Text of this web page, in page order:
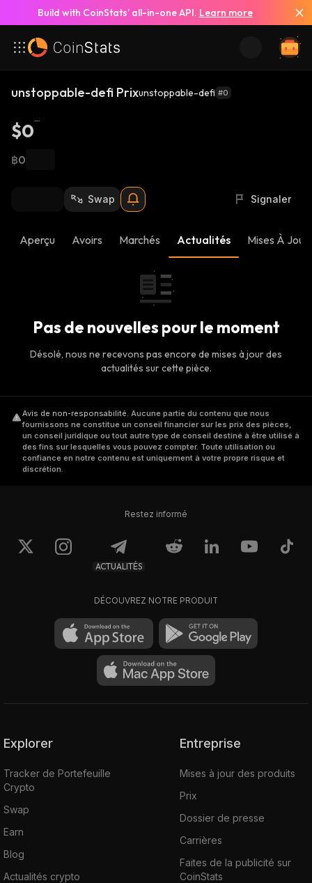
Build with CoinStats’ all-in-one API. Learn more
unstoppable-defi Prixunstoppable-defi #0
$0
฿0
Swap Signaler
Aperçu Avoirs Marchés Actualités Mises À
Pas de nouvelles pour le moment
Désolé, nous ne recevons pas encore de mises à jour des
actualités sur cette pièce.
Avis de non-responsabilité. Aucune partie du contenu que nous
fournissons ne constitue un conseil financier sur les prix des pièces,
un conseil juridique ou tout autre type de conseil destiné à être utilisé à
des fins sur lesquelles vous pouvez compter. Toute utilisation ou
confiance en notre contenu est uniquement à votre propre risque et
discrétion.
Restez informé
ACTUALITÉS
DÉCOUVREZ NOTRE PRODUIT
Explorer
Tracker de Portefeuille
Crypto
Swap
Earn
Blog
Actualités crypto
Entreprise
Mises à jour des produits
Prix
Dossier de presse
Carrières
Faites de la publicité sur
CoinStats